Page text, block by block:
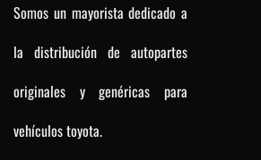
Somos un mayorista dedicado a
la distribución de autopartes
originales y genéricas para
vehículos toyota.